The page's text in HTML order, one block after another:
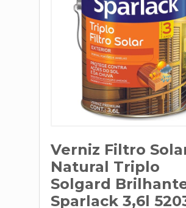
Verniz Filtro
Natural Triplo
Solgard
Sparlack 3,6l